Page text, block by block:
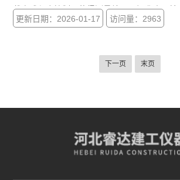
载方式程序控制，使得测量结果更加准确。并
值保持、过载保护功能，是建筑、建材、公
更新日期：2026-01-17 访问量：2963
下一页 末页